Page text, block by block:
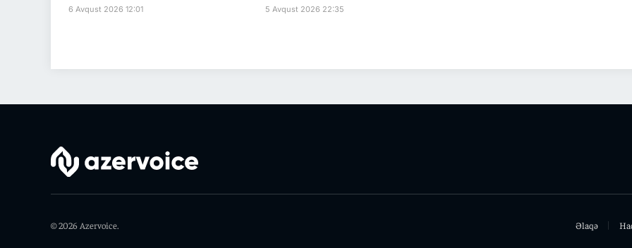
6 Avqust 2026 12:01 5 Avqust 2026 22:35
© 2026 Azervoice. Əlaqə